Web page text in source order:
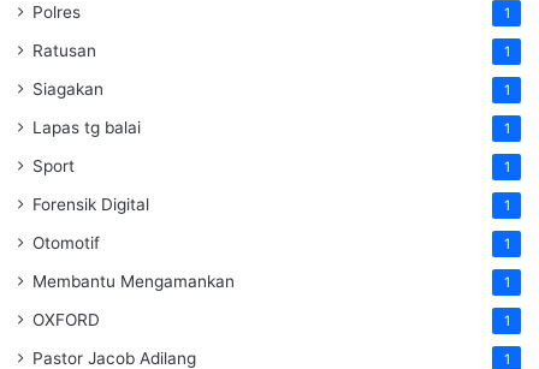
Polres 1
Ratusan 1
Siagakan 1
Lapas tg balai 1
Sport 1
Forensik Digital 1
Otomotif 1
Membantu Mengamankan 1
OXFORD 1
Pastor Jacob Adilang 1